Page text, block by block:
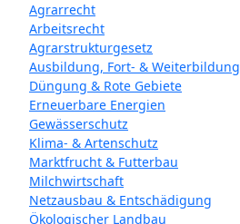
Agrarrecht
Arbeitsrecht
Agrarstrukturgesetz
Ausbildung, Fort- & Weiterbildung
Düngung & Rote Gebiete
Erneuerbare Energien
Gewässerschutz
Klima- & Artenschutz
Marktfrucht & Futterbau
Milchwirtschaft
Netzausbau & Entschädigung
Ökologischer Landbau